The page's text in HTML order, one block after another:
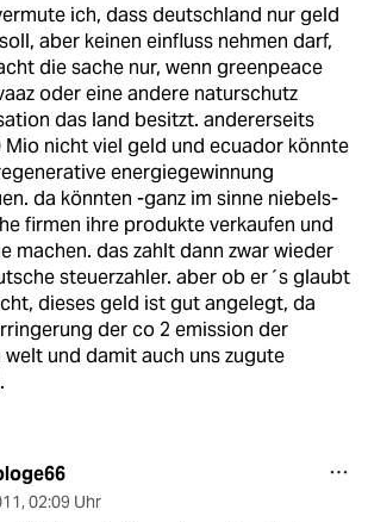
ich, dass deutschland nur geld
aber keinen einfluss nehmen darf,
die sache nur, wenn greenpeace
oder eine andere naturschutz
das land besitzt. andererseits
Mio nicht viel geld und ecuador könnte
energiegewinnung
da könnten -ganz im sinne niebels-
firmen ihre produkte verkaufen und
machen. das zahlt dann zwar wieder
steuerzahler. aber ob er´s glaubt
dieses geld ist gut angelegt, da
der co 2 emission der
welt und damit auch uns zugute
, 02:09 Uhr